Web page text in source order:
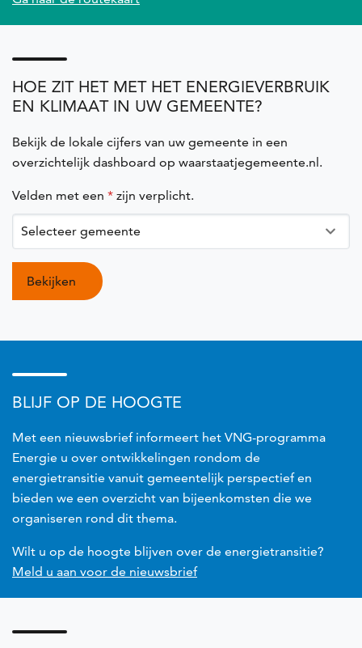
HOE ZIT HET MET HET ENERGIEVERBRUIK
EN KLIMAAT IN UW GEMEENTE?
Bekijk de lokale cijfers van uw gemeente in een
overzichtelijk dashboard op waarstaatjegemeente.nl.
Velden met een * zijn verplicht.
Selecteer gemeente
BLIJF OP DE HOOGTE
Met een nieuwsbrief informeert het VNG-programma
Energie u over ontwikkelingen rondom de
energietransitie vanuit gemeentelijk perspectief en
bieden we een overzicht van bijeenkomsten die we
organiseren rond dit thema.
Wilt u op de hoogte blijven over de energietransitie?
Meld u aan voor de nieuwsbrief